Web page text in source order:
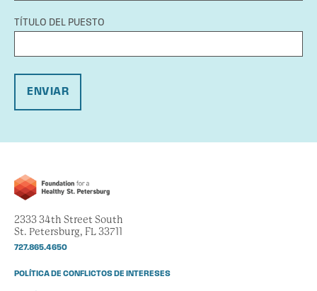
TÍTULO DEL PUESTO
ENVIAR
2333 34th Street South
St. Petersburg, FL 33711
727.865.4650
POLÍTICA DE CONFLICTOS DE INTERESES